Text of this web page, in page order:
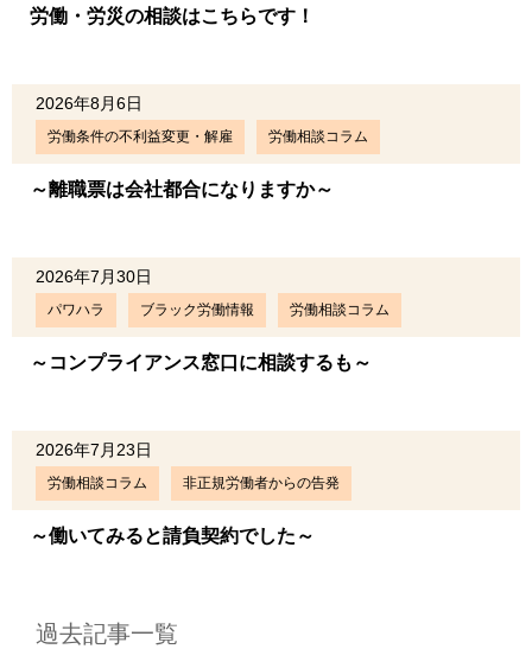
労働・労災の相談はこちらです！
2026年8月6日
労働条件の不利益変更・解雇 労働相談コラム
～離職票は会社都合になりますか～
2026年7月30日
パワハラ ブラック労働情報 労働相談コラム
～コンプライアンス窓口に相談するも～
2026年7月23日
労働相談コラム 非正規労働者からの告発
～働いてみると請負契約でした～
過去記事一覧